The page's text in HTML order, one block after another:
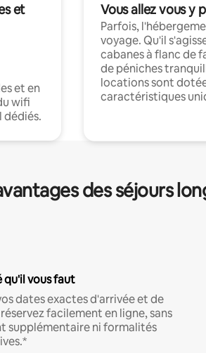
et
et en
wifi
dédiés.
Vous allez vous y
Parfois,
voyage. Qu'il
cabanes à flanc de
de péniches
locations sont
caractéristiques
des séjours
qu'il vous faut
dates exactes d'arrivée et de
facilement en ligne, sans
supplémentaire ni formalités